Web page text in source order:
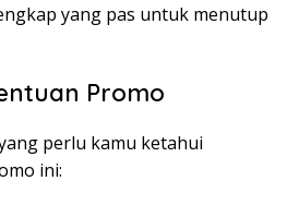
yang pas untuk menutup
Promo
perlu kamu ketahui
ini: